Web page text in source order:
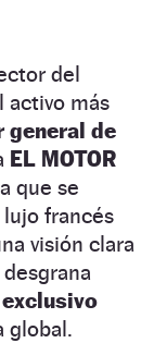
del
activo más
general de
EL MOTOR
que se
francés
visión clara
exclusivo
global.